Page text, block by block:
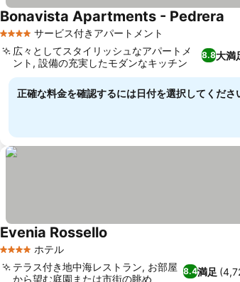
4 ホテルのランクサービス付きアパートメント
Bonavista Apartments - Pedrera
8.8大満
広々としてスタイリッシュなアパートメ
ント, 設備の充実したモダンなキッチン
正確な料金を確認するには日付を選択してくださ
4 ホテルのランク
ホテル
Evenia Rossello
8.4満足
テラス付き地中海レストラン, お部屋
から望む庭園または市街の眺め